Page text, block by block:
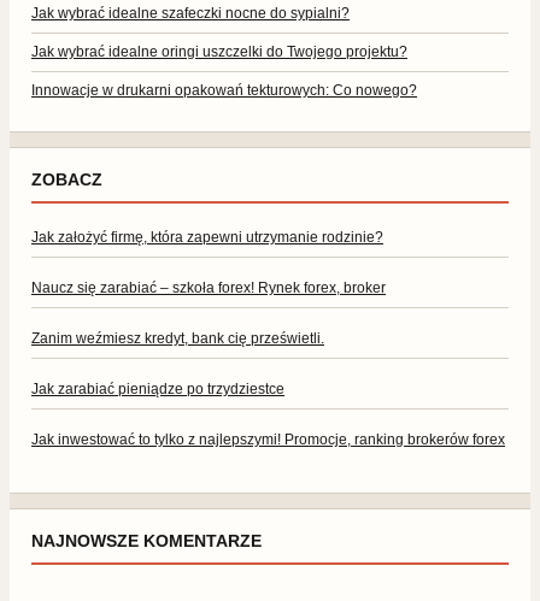
Jak wybrać idealne szafeczki nocne do sypialni?
Jak wybrać idealne oringi uszczelki do Twojego projektu?
Innowacje w drukarni opakowań tekturowych: Co nowego?
ZOBACZ
Jak założyć firmę, która zapewni utrzymanie rodzinie?
Naucz się zarabiać – szkoła forex! Rynek forex, broker
Zanim weźmiesz kredyt, bank cię prześwietli.
Jak zarabiać pieniądze po trzydziestce
Jak inwestować to tylko z najlepszymi! Promocje, ranking brokerów forex
NAJNOWSZE KOMENTARZE